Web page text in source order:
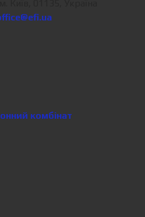
комбінат